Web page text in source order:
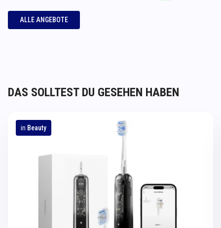
ALLE ANGEBOTE
DAS SOLLTEST DU GESEHEN HABEN
in Beauty